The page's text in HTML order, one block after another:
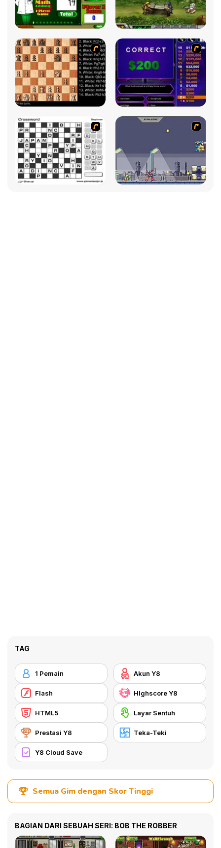
TAG
1 Pemain Akun Y8
Flash HIghscore Y8
HTML5 Layar Sentuh
Prestasi Y8 Teka-Teki
Y8 Cloud Save
Semua Gim dengan Skor Tinggi
BAGIAN DARI SEBUAH SERI: BOB THE ROBBER